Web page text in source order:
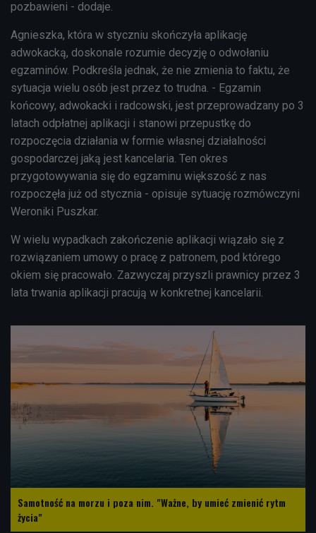
pozbawieni - dodaje.
Agnieszka, która w styczniu skończyła aplikację
adwokacką, doskonale rozumie decyzję o odwołaniu
egzaminów. Podkreśla jednak, że nie zmienia to faktu, że
sytuacja wielu osób jest przez to trudna. - Egzamin
końcowy, adwokacki i radcowski, jest przeprowadzany po 3
latach odpłatnej aplikacji i stanowi przepustkę do
rozpoczęcia działania w formie własnej działalności
gospodarczej jaką jest kancelaria. Ten okres
przygotowywania się do egzaminu większość z nas
rozpoczęła już od stycznia - opisuje sytuację rozmówczyni
Weroniki Puszkar.
W wielu wypadkach zakończenie aplikacji wiązało się z
rozwiązaniem umowy o pracę z patronem, pod którego
okiem się pracowało. Zazwyczaj przyszli prawnicy przez 3
lata trwania aplikacji pracują w konkretnej kancelarii.
Samotność na morzu i poza nim. "Ważne, by umieć zmienić rytm
życia"